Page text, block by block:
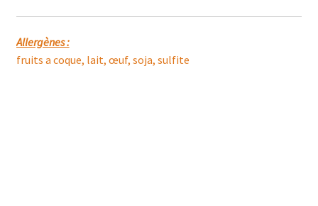
Allergènes :
fruits a coque, lait, œuf, soja, sulfite